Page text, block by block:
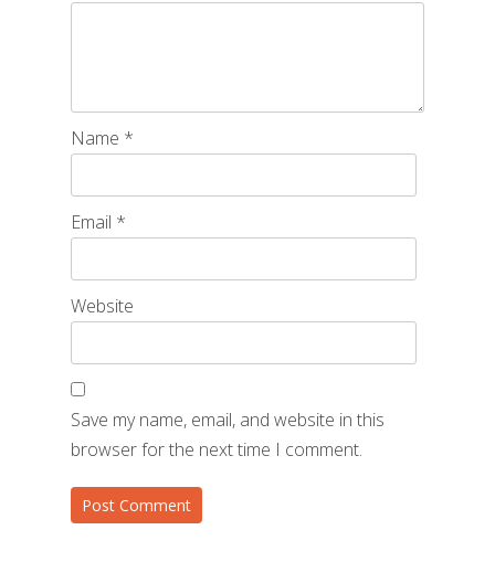
Name *
Email *
Website
Save my name, email, and website in this
browser for the next time I comment.